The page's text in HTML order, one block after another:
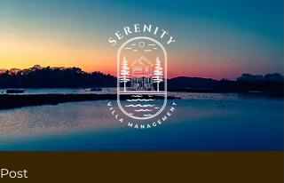
Post